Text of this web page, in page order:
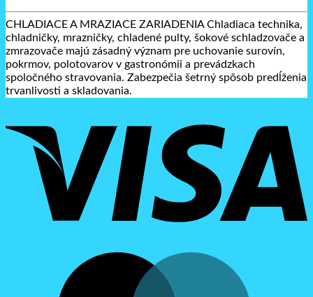
CHLADIACE A MRAZIACE ZARIADENIA Chladiaca technika,
chladničky, mrazničky, chladené pulty, šokové schladzovače a
zmrazovače majú zásadný význam pre uchovanie surovín,
pokrmov, polotovarov v gastronómii a prevádzkach
spoločného stravovania. Zabezpečia šetrný spôsob predĺženia
trvanlivosti a skladovania.